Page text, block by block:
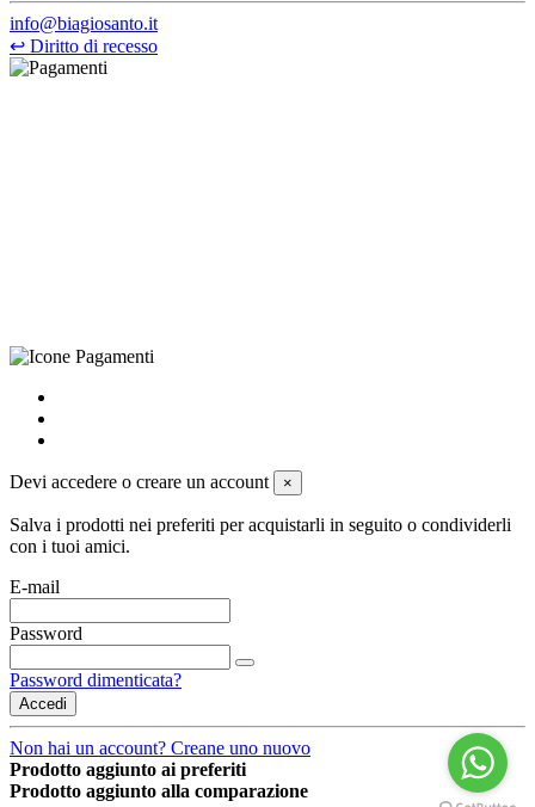
info@biagiosanto.it
↩ Diritto di recesso
Devi accedere o creare un account ×
Salva i prodotti nei preferiti per acquistarli in seguito o condividerli
con i tuoi amici.
E-mail
Password
Password dimenticata?
Accedi
Non hai un account? Creane uno nuovo
Prodotto aggiunto ai preferiti
Prodotto aggiunto alla comparazione